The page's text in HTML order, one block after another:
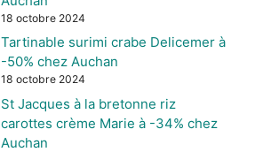
18 octobre 2024
Tartinable surimi crabe Delicemer à
-50% chez Auchan
18 octobre 2024
St Jacques à la bretonne riz
carottes crème Marie à -34% chez
Auchan